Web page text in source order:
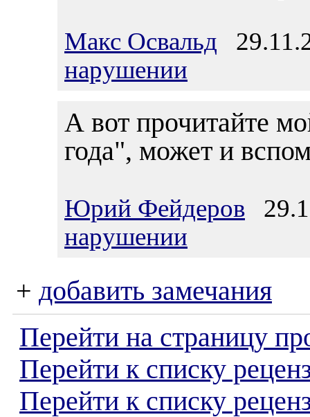
Макс Освальд
нарушении
А вот прочитайте
года", может и
Юрий Фейдеров
нарушении
+ добавить замечания
Перейти на страницу
Перейти к списку
Перейти к списку